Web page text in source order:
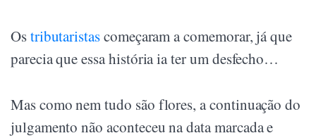
Ostributaristascomeçaram a comemorar, já que
parecia que essa história ia ter um desfecho…
Mas como nem tudo são flores, a continuação do
julgamento não aconteceu na data marcada e